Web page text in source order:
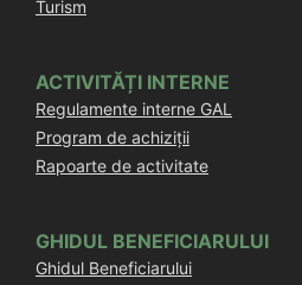
Turism
ACTIVITĂȚI INTERNE
Regulamente interne GAL
Program de achiziții
Rapoarte de activitate
GHIDUL BENEFICIARULUI
Ghidul Beneficiarului